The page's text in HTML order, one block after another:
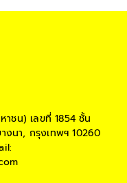
าชน) เลขที่ 1854 ชั้น
งนา, กรุงเทพฯ 10260